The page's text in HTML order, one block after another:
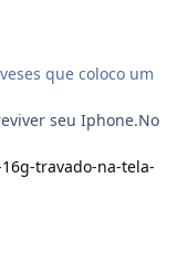
que coloco um
seu Iphone.No
travado-na-tela-